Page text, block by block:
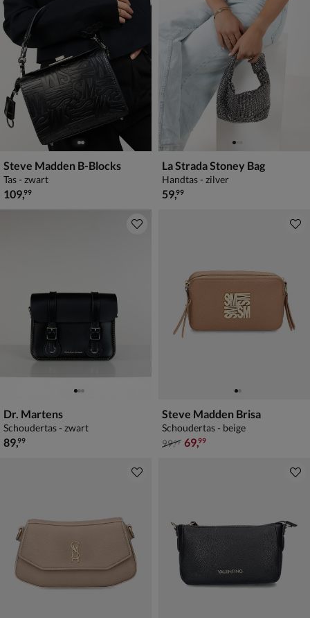
Steve Madden B-Blocks
Tas - zwart
€ 109,99
109,99
La Strada Stoney Bag
Handtas - zilver
€ 59,99
59,99
Dr. Martens
Schoudertas - zwart
€ 89,99
89,99
Steve Madden Brisa
Schoudertas - beige
van € 99,99 voor € 69,99
99,99 69,99